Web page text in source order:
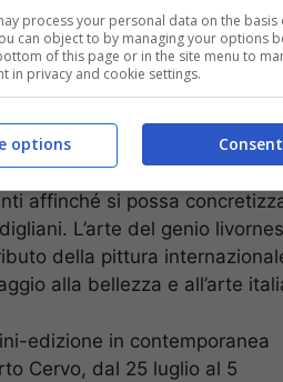
la Casa Modigliani in Italia –
– non un luogo
in grado nel nome del
italiana e internazionale.
morte di Modigliani
ma soprattutto
affinché si possa
L’arte del genio
della pittura
alla bellezza e all’arte
edizione in contemporanea
Cervo, dal 25 luglio al 5
process your personal data on the basis
can object to by managing your options
of this page or in the site menu to
in privacy and cookie settings.
Consent
options